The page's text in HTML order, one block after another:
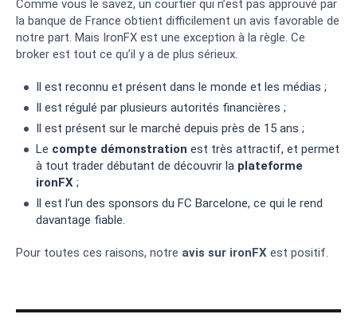
Comme vous le savez, un courtier qui n’est pas approuvé par
la banque de France obtient difficilement un avis favorable de
notre part. Mais IronFX est une exception à la règle. Ce
broker est tout ce qu’il y a de plus sérieux.
Il est reconnu et présent dans le monde et les médias ;
Il est régulé par plusieurs autorités financières ;
Il est présent sur le marché depuis près de 15 ans ;
Le compte démonstration est très attractif, et permet
à tout trader débutant de découvrir la plateforme
ironFX ;
Il est l’un des sponsors du FC Barcelone, ce qui le rend
davantage fiable.
Pour toutes ces raisons, notre avis sur ironFX est positif.